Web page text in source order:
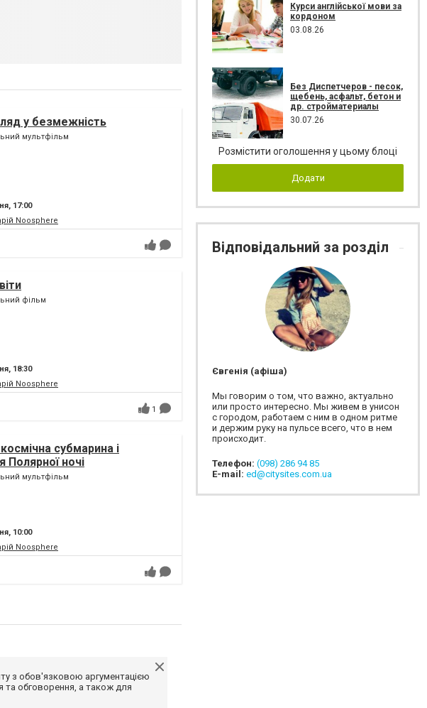
у безмежність
мультфільм
17:00
Noosphere
фільм
18:30
Noosphere
1
субмарина і
Полярної ночі
мультфільм
10:00
Noosphere
з обов'язковою аргументацією
та обговорення, а також для
Курси англійської мови за
кордоном
03.08.26
Без Диспетчеров - песок,
щебень, асфальт, бетон и
др. стройматериалы
30.07.26
Розмістити оголошення у цьому блоці
Додати
Відповідальний за розділ
Євгенія (афіша)
Мы говорим о том, что важно, актуально
или просто интересно. Мы живем в унисон
с городом, работаем с ним в одном ритме
и держим руку на пульсе всего, что в нем
происходит.
Телефон: (098) 286 94 85
E-mail: ed@citysites.com.ua